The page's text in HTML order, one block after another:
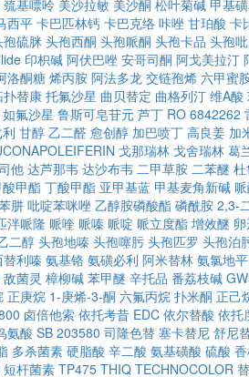
巯基嘌呤 美沙拉敏 美沙酮 松叶菊碱 甲基
西平 卡巴匹林钙 卡巴克络 咔唑 甘珀酸 卡
孢硫脒 头孢西酮 头孢哌酮 头孢卡品 头孢
印枳碱 阿伏巴唑 安哥司酮 阿戈美拉汀
洛酮糖 烯丙胺 阿法多龙 交链孢烯 六甲蜜
扑替康 托氟沙星 曲贝替定 曲格列汀 维A酸
如氟沙星 鲁斯可皂苷元 芦丁 RO 6842262
甘醇 乙二醛 愈创醇 加巴喷丁 高良姜 加
戈那瑞林 戈舍瑞林 葛
他 达芦那韦 达沙布韦 二甲草胺 二苯醚
酸甲酯 丁酸甲酯 亚甲基蓝 甲基麦角新碱
肼 吡啶苯咪唑 乙醇胺磷酸酯 磷酰胺 2,3-
泮哌隆 哌喹 哌嗪 哌啶 哌立度酯 增效醚
二醇 头孢地嗪 头孢噻肟 头孢匹罗 头孢泊
替利嗪 氨基铬 氨磺必利 阿米替林 氨氯地平
敌菌灵 樟柳碱 苯甲醚 辛托品 番荔枝碱
正庚烷 1-庚烯-3-酮 六氟丙烷 扑米酮 正己
卤倍他索 依托考昔 EDC 依尔替酸 依托
氨酸 SB 203580 司隆色替 塞卡替尼 舒尼
多杀菌素 硬脂酸 辛二酸 氨基磺酸 硫酸
短杆菌素 TP475 THIQ TECHNOCOLOR